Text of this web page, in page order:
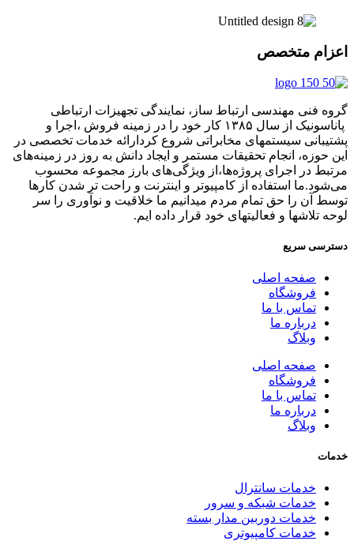
اعزام متخصص
گروه فنی مهندسی ارتباط ساز، نمایندگی تجهیزات ارتباطی
پاناسونیک از سال ۱۳۸۵ کار خود را در زمینه فروش ،اجرا و
پشتیبانی سیستمهای مخابراتی شروع کردارائه خدمات تخصصی در
این حوزه، انجام تحقیقات مستمر و ایجاد دانش به‌ روز در زمینه‌های
مرتبط در اجرای پروژه‌ها،از ویژگی‌های بارز مجموعه محسوب
می‌شود.ما استفاده از کامپیوتر و اینترنت و راحت تر شدن کارها
توسط آن را حق تمام مردم میدانیم ما خلاقیت و نوآوری را سر
لوحه تلاشها و فعالیتهای خود قرار داده ایم.
دسترسی سریع
صفحه اصلی
فروشگاه
تماس با ما
درباره ما
وبلاگ
صفحه اصلی
فروشگاه
تماس با ما
درباره ما
وبلاگ
خدمات
خدمات سانترال
خدمات شبکه و سرور
خدمات دوربین مدار بسته
خدمات کامپیوتری